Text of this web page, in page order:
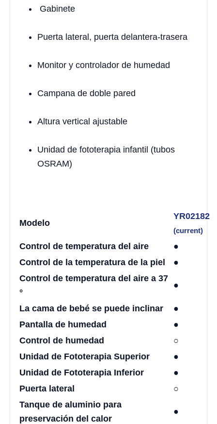
Gabinete
Puerta lateral, puerta delantera-trasera
Monitor y controlador de humedad
Campana de doble pared
Altura vertical ajustable
Unidad de fototerapia infantil (tubos
OSRAM)
Modelo
YR02182
(current)
Control de temperatura del aire
●
Control de la temperatura de la piel
●
Control de temperatura del aire a 37
°
●
La cama de bebé se puede inclinar
●
Pantalla de humedad
●
Control de humedad
○
Unidad de Fototerapia Superior
●
Unidad de Fototerapia Inferior
●
Puerta lateral
○
Tanque de aluminio para
preservación del calor
●